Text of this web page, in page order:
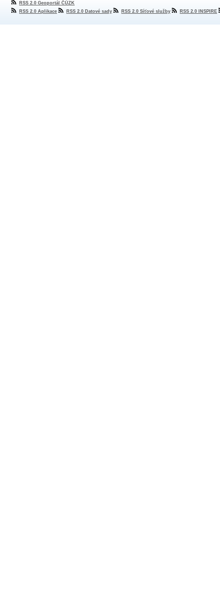
RSS 2.0 Geoportál ČÚZK
RSS 2.0 Aplikace
RSS 2.0 Datové sady RSS 2.0 Síťové služby RSS 2.0 INSPIRE